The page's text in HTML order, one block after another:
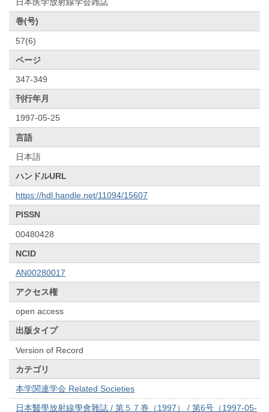
日本医学放射線学会雑誌
巻(号)
57(6)
ページ
347-349
刊行年月
1997-05-25
言語
日本語
ハンドルURL
https://hdl.handle.net/11094/15607
PISSN
00480428
NCID
AN00280017
アクセス権
open access
出版タイプ
Version of Record
カテゴリ
本学関連学会 Related Societies
日本醫學放射線學會雜誌 / 第５７巻（1997） / 第6号（1997-05-